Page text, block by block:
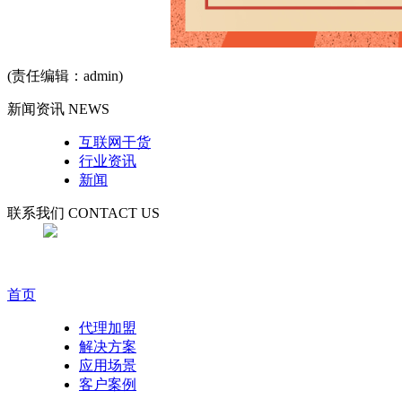
(责任编辑：admin)
新闻资讯 NEWS
互联网干货
行业资讯
新闻
联系我们 CONTACT US
首页
代理加盟
解决方案
应用场景
客户案例